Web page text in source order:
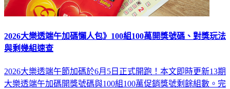
2026大樂透端午加碼懶人包》100組100萬開獎號碼、對獎玩法
2026大樂透端午節加碼於6月5日正式開跑！本文即時更新13期